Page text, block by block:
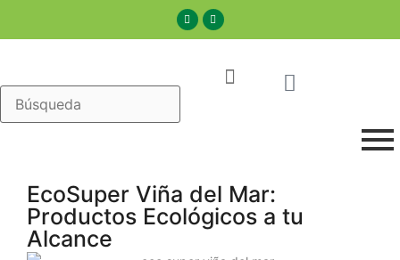
EcoSuper Viña del Mar:
Productos Ecológicos a tu
Alcance